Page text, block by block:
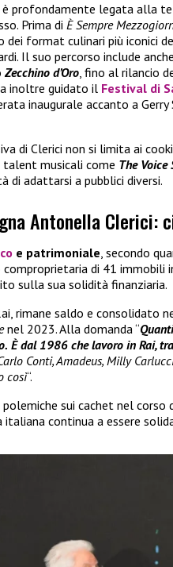
è profondamente legata alla
Prima di È Sempre
dei format culinari più iconici
Il suo percorso include
Zecchino d’Oro, fino al rilancio
inoltre guidato il Festival di
inaugurale accanto a
di Clerici non si limita ai
talent musicali come The Voice
di adattarsi a pubblici diversi.
Antonella Clerici:
e patrimoniale, secondo
di 41 immobili
sulla sua solidità finanziaria.
rimane saldo e consolidato
nel 2023. Alla domanda “
È dal 1986 che lavoro in Rai,
Conti, Amadeus, Milly
così“.
sui cachet nel
italiana continua a essere